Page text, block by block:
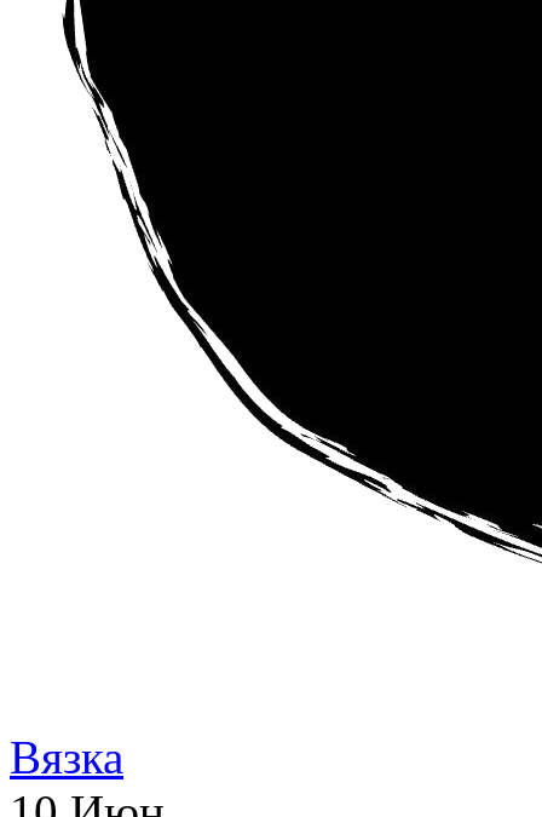
Вязка